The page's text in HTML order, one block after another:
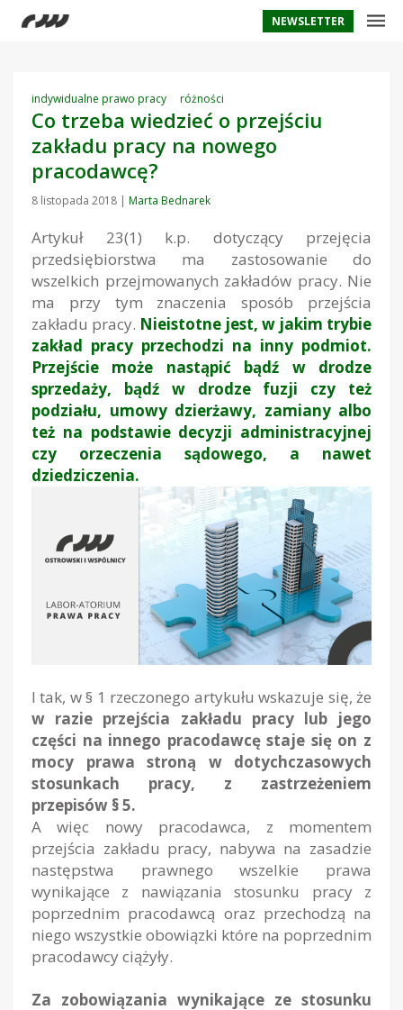
NEWSLETTER
indywidualne prawo pracy różności
Co trzeba wiedzieć o przejściu
zakładu pracy na nowego
pracodawcę?
8 listopada 2018 | Marta Bednarek
Artykuł 23(1) k.p. dotyczący przejęcia
przedsiębiorstwa ma zastosowanie do
wszelkich przejmowanych zakładów pracy. Nie
ma przy tym znaczenia sposób przejścia
zakładu pracy. Nieistotne jest, w jakim trybie
zakład pracy przechodzi na inny podmiot.
Przejście może nastąpić bądź w drodze
sprzedaży, bądź w drodze fuzji czy też
podziału, umowy dzierżawy, zamiany albo
też na podstawie decyzji administracyjnej
czy orzeczenia sądowego, a nawet
dziedziczenia.
I tak, w § 1 rzeczonego artykułu wskazuje się, że
w razie przejścia zakładu pracy lub jego
części na innego pracodawcę staje się on z
mocy prawa stroną w dotychczasowych
stosunkach pracy, z zastrzeżeniem
przepisów § 5.
A więc nowy pracodawca, z momentem
przejścia zakładu pracy, nabywa na zasadzie
następstwa prawnego wszelkie prawa
wynikające z nawiązania stosunku pracy z
poprzednim pracodawcą oraz przechodzą na
niego wszystkie obowiązki które na poprzednim
pracodawcy ciążyły.
Za zobowiązania wynikające ze stosunku